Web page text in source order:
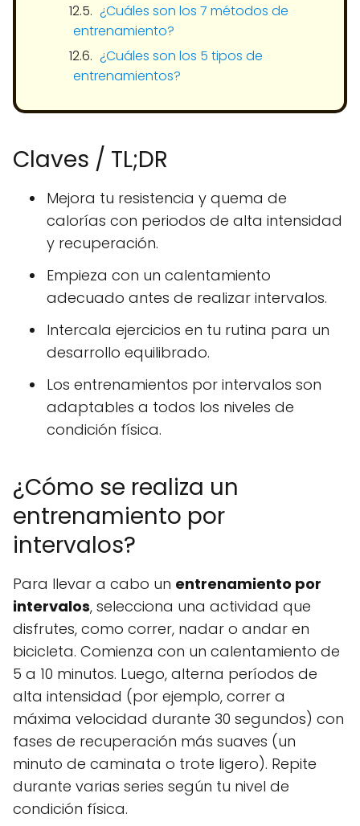
¿Cuáles son los 7 métodos de
entrenamiento?
¿Cuáles son los 5 tipos de
entrenamientos?
Claves / TL;DR
Mejora tu resistencia y quema de
calorías con periodos de alta intensidad
y recuperación.
Empieza con un calentamiento
adecuado antes de realizar intervalos.
Intercala ejercicios en tu rutina para un
desarrollo equilibrado.
Los entrenamientos por intervalos son
adaptables a todos los niveles de
condición física.
¿Cómo se realiza un
entrenamiento por
intervalos?
Para llevar a cabo un entrenamiento por
intervalos, selecciona una actividad que
disfrutes, como correr, nadar o andar en
bicicleta. Comienza con un calentamiento de
5 a 10 minutos. Luego, alterna períodos de
alta intensidad (por ejemplo, correr a
máxima velocidad durante 30 segundos) con
fases de recuperación más suaves (un
minuto de caminata o trote ligero). Repite
durante varias series según tu nivel de
condición física.